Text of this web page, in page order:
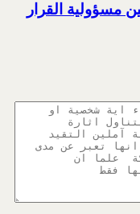
مسؤولية القرار